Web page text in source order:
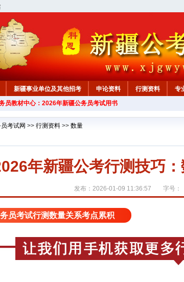
新疆事业单位及其他招考 申论资料 行测资料 专
在线咨询 教材中心
员教材中心：2026年新疆公务员考试用书
考试网 >> 行测资料 >> 数量
年新疆公考行测技巧
发布：2026-01-09 11:36:57 字号：
员考试行测数量关系考点累积